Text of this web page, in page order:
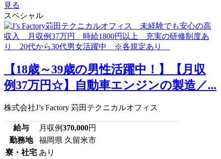
見る
スペシャル
【18歳～39歳の男性活躍中！】【月収
例37万円☆】自動車エンジンの製造／...
株式会社J’s Factory 苅田テクニカルオフィス
給与 月収例370,000円
勤務地
福岡県 久留米市
寮・社宅 あり